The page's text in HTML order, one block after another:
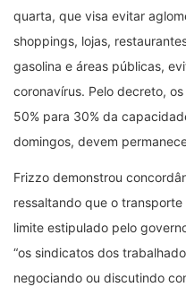
quarta, que visa evitar
shoppings, lojas,
gasolina e áreas públicas,
coronavírus. Pelo decreto,
50% para 30% da
domingos, devem
Frizzo demonstrou
ressaltando que o
limite estipulado pelo
“os sindicatos dos
negociando ou discutindo